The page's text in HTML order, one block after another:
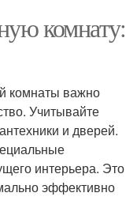
комнату:
комнаты важно
Учитывайте
и дверей.
интерьера. Это
эффективно